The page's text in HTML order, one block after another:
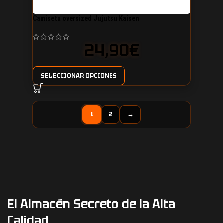
24,90€
SELECCIONAR OPCIONES
1 2 →
El Almacén Secreto de la Alta